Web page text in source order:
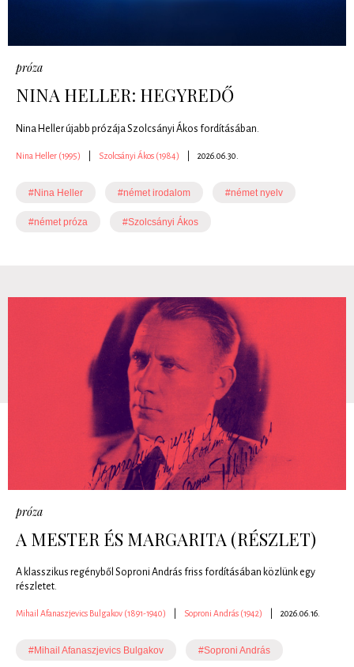
próza
NINA HELLER: HEGYREDŐ
Nina Heller újabb prózája Szolcsányi Ákos fordításában.
Nina Heller (1995) Szolcsányi Ákos (1984) 2026.06.30.
#Nina Heller #német irodalom #német nyelv
#német próza #Szolcsányi Ákos
próza
A MESTER ÉS MARGARITA (RÉSZLET)
A klasszikus regényből Soproni András friss fordításában közlünk egy
részletet.
Mihail Afanaszjevics Bulgakov (1891-1940) Soproni András (1942) 2026.06.16.
#Mihail Afanaszjevics Bulgakov #Soproni András